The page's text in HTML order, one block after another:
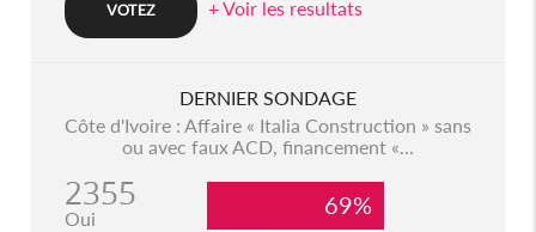
+ Voir les resultats
DERNIER SONDAGE
Côte d'Ivoire : Affaire « Italia Construction » sans
ou avec faux ACD, financement «...
2355
Oui 69%